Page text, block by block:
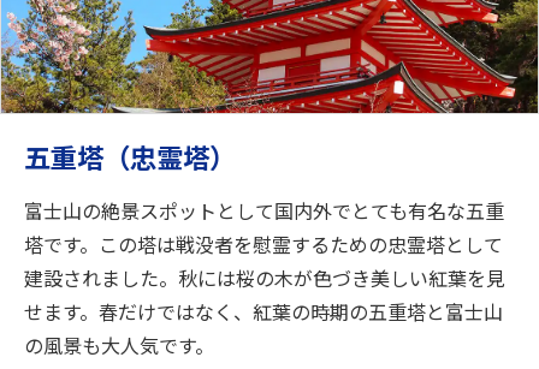
五重塔（忠霊塔）
富士山の絶景スポットとして国内外でとても有名な五重
塔です。この塔は戦没者を慰霊するための忠霊塔として
建設されました。秋には桜の木が色づき美しい紅葉を見
せます。春だけではなく、紅葉の時期の五重塔と富士山
の風景も大人気です。